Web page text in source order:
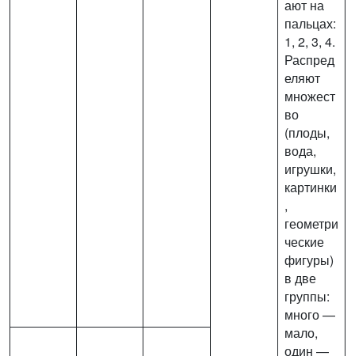
ают на
пальцах:
1, 2, 3, 4.
Распред
еляют
множест
во
(плоды,
вода,
игрушки,
картинки
,
геометри
ческие
фигуры)
в две
группы:
много —
мало,
один —